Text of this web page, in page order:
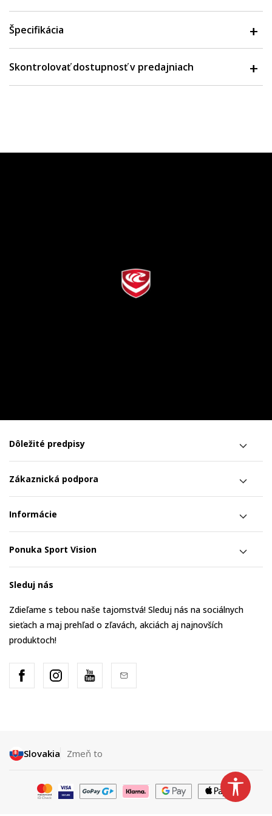
Špecifikácia
Skontrolovať dostupnosť v predajniach
Dôležité predpisy
Zákaznická podpora
Informácie
Ponuka Sport Vision
Sleduj nás
Zdieľame s tebou naše tajomstvá! Sleduj nás na sociálnych
sieťach a maj prehľad o zľavách, akciách aj najnovších
produktoch!
Slovakia Zmeň to